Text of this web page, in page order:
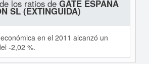
los ratios de GATE ESPAÑA
SL (EXTINGUIDA)
en el 2011 alcanzó un
-2,02 %.